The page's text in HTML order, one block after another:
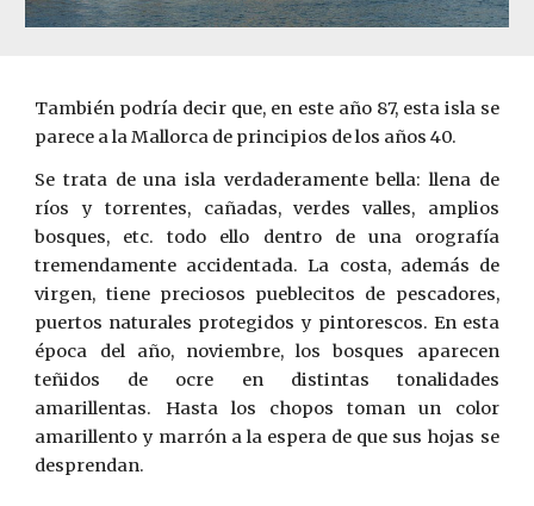
También podría decir que, en este año 87, esta isla se
parece a la Mallorca de principios de los años 40.
Se trata de una isla verdaderamente bella: llena de
ríos y torrentes, cañadas, verdes valles, amplios
bosques, etc. todo ello dentro de una orografía
tremendamente accidentada. La costa, además de
virgen, tiene preciosos pueblecitos de pescadores,
puertos naturales protegidos y pintorescos. En esta
época del año, noviembre, los bosques aparecen
teñidos de ocre en distintas tonalidades
amarillentas. Hasta los chopos toman un color
amarillento y marrón a la espera de que sus hojas se
desprendan.